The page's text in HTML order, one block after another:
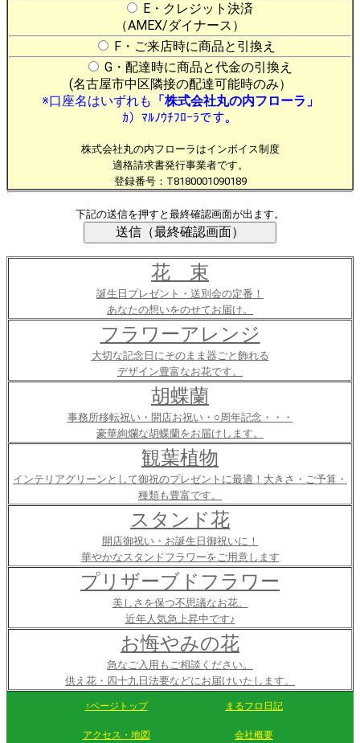
E・クレジット決済
（AMEX/ダイナース）
F・ご来店時に商品と引換え
G・配達時に商品と代金の引換え
(名古屋市中区隣接の配達可能時のみ）
※口座名はいずれも 「株式会社丸の内フローラ」
ｶ）ﾏﾙﾉｳﾁﾌﾛｰﾗです。
株式会社丸の内フローラはインボイス制度
適格請求書発行事業者です。
登録番号：T8180001090189
下記の送信を押すと最終確認画面が出ます。
花 束
誕生日プレゼント・送別会の定番！
あなたの想いをのせてお届け。
フラワーアレンジ
大切な記念日にそのまま器ごと飾れる
デザイン豊富なお花です。
胡蝶蘭
事務所移転祝い・開店お祝い・○周年記念・・・
豪華絢爛な胡蝶蘭をお届けします。
観葉植物
インテリアグリーンとして御祝のプレゼントに最適！大きさ・ご予算・
種類も豊富です。
スタンド花
開店御祝い・お誕生日御祝いに！
華やかなスタンドフラワーをご用意します
プリザーブドフラワー
美しさを保つ不思議なお花。
近年人気急上昇中です♪
お悔やみの花
急なご入用もご相談ください。
供え花・四十九日法要などにお届けいたします。
↑ページトップ まるフロ日記
アクセス・地図 会社概要